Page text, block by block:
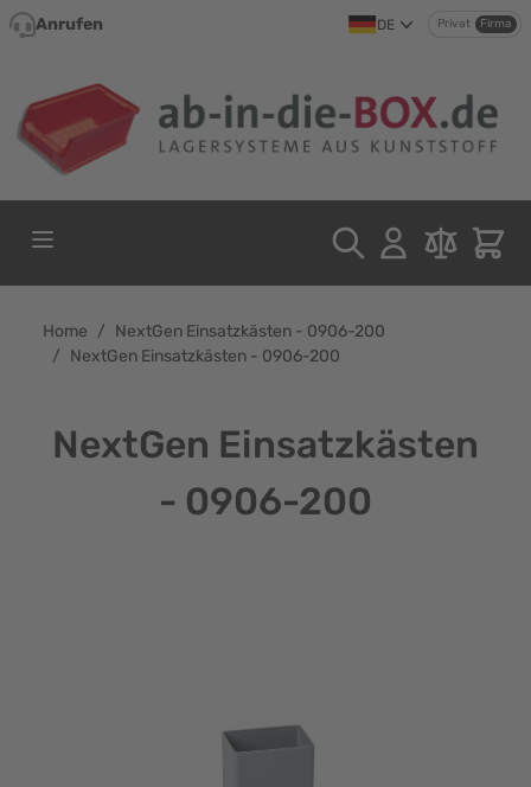
Direkt zum Inhalt
Anrufen DE Privat Firma
Home / NextGen Einsatzkästen - 0906-200
/ NextGen Einsatzkästen - 0906-200
NextGen Einsatzkästen
- 0906-200